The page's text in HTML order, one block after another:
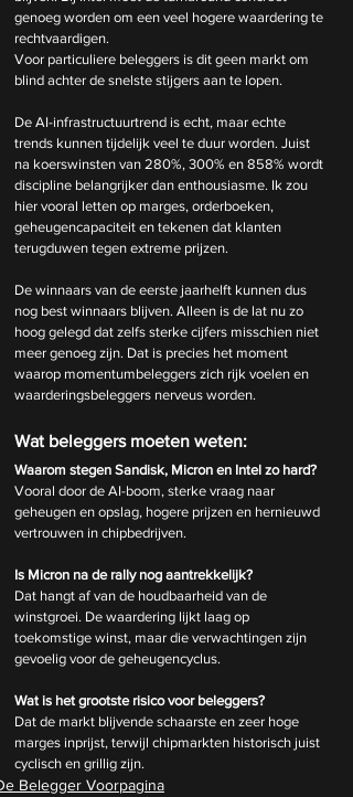
genoeg worden om een veel hogere waardering te
rechtvaardigen.
Voor particuliere beleggers is dit geen markt om
blind achter de snelste stijgers aan te lopen.
De AI-infrastructuurtrend is echt, maar echte
trends kunnen tijdelijk veel te duur worden. Juist
na koerswinsten van 280%, 300% en 858% wordt
discipline belangrijker dan enthousiasme. Ik zou
hier vooral letten op marges, orderboeken,
geheugencapaciteit en tekenen dat klanten
terugduwen tegen extreme prijzen.
De winnaars van de eerste jaarhelft kunnen dus
nog best winnaars blijven. Alleen is de lat nu zo
hoog gelegd dat zelfs sterke cijfers misschien niet
meer genoeg zijn. Dat is precies het moment
waarop momentumbeleggers zich rijk voelen en
waarderingsbeleggers nerveus worden.
Wat beleggers moeten weten:
Waarom stegen Sandisk, Micron en Intel zo hard?
Vooral door de AI-boom, sterke vraag naar
geheugen en opslag, hogere prijzen en hernieuwd
vertrouwen in chipbedrijven.
Is Micron na de rally nog aantrekkelijk?
Dat hangt af van de houdbaarheid van de
winstgroei. De waardering lijkt laag op
toekomstige winst, maar die verwachtingen zijn
gevoelig voor de geheugencyclus.
Wat is het grootste risico voor beleggers?
Dat de markt blijvende schaarste en zeer hoge
marges inprijst, terwijl chipmarkten historisch juist
cyclisch en grillig zijn.
Belegger Voorpagina